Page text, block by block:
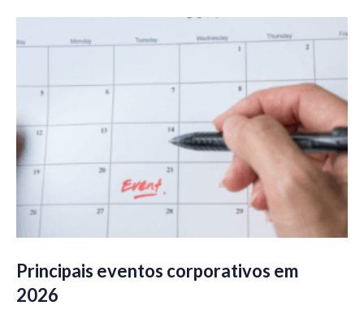
Principais eventos corporativos em
2026